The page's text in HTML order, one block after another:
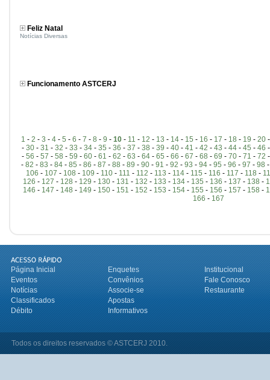
Feliz Natal
Notícias Diversas
Funcionamento ASTCERJ
1 - 2 - 3 - 4 - 5 - 6 - 7 - 8 - 9 - 10 - 11 - 12 - 13 - 14 - 15 - 16 - 17 - 18 - 19 - 20
- 30- 31 - 32 - 33 - 34- 35 - 36 - 37 - 38 - 39 - 40- 41 - 42 - 43 - 44- 45 - 46
- 56 - 57 - 58 - 59 - 60- 61 - 62 - 63 - 64- 65 - 66 - 67 - 68 - 69 - 70- 71 - 72
- 82 - 83 - 84 - 85 - 86 - 87 - 88 - 89 - 90 - 91 - 92 - 93 - 94 - 95 - 96 - 97 - 98
106 - 107 - 108 - 109 - 110 - 111 - 112 - 113 - 114 - 115 - 116 - 117 - 118 -
126 - 127 - 128 - 129 - 130- 131 - 132 - 133 - 134- 135 - 136 - 137 - 138 -
146 - 147 - 148 - 149 - 150- 151 - 152 - 153 - 154- 155 - 156 - 157 - 158 -
166 - 167
Página Inicial Enquetes
Institucional
Eventos
Convênios
Fale Conosco
Notícias
Associe-se
Restaurante
Classificados
Apostas
Débito
Informativos
Todos os direitos reservados © ASTCERJ 2010.